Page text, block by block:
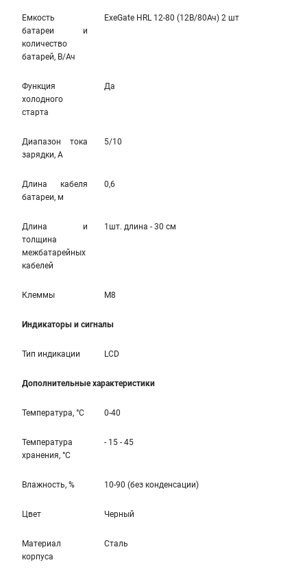
Емкость
батареи и
количество
батарей, В/Ач
ExeGate HRL 12-80 (12В/80Ач) 2 шт
Функция
холодного
старта
Да
Диапазон тока
зарядки, А
5/10
Длина кабеля
батареи, м
0,6
Длина и
толщина
межбатарейных
кабелей
1шт. длина - 30 см
Клеммы M8
Индикаторы и сигналы
Тип индикации LCD
Дополнительные характеристики
Температура, °С 0-40
Температура
хранения, °С
- 15 - 45
Влажность, % 10-90 (без конденсации)
Цвет Черный
Материал
корпуса
Сталь